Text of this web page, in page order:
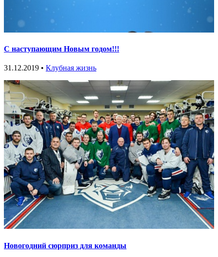
С наступающим Новым годом!!!
31.12.2019 • Клубная жизнь
Новогодний сюрприз для команды